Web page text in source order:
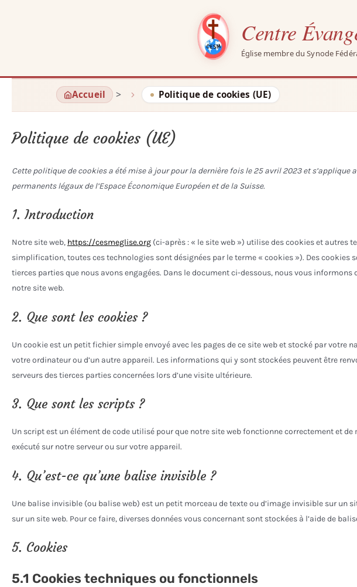
Centre
Église membre du Synode
Accueil Politique de cookies (UE)
Politique de cookies (UE)
Cette politique de cookies a été mise à jour pour la dernière fois le 25 avril 2023 et s’applique
permanents légaux de l’Espace Économique Européen et de la Suisse.
1. Introduction
Notre site web, https://cesmeglise.org (ci-après : « le site web ») utilise des cookies et autres
simplification, toutes ces technologies sont désignées par le terme « cookies »). Des cookies
tierces parties que nous avons engagées. Dans le document ci-dessous, nous vous informons
notre site web.
2. Que sont les cookies ?
Un cookie est un petit fichier simple envoyé avec les pages de ce site web et stocké par votre
votre ordinateur ou d’un autre appareil. Les informations qui y sont stockées peuvent être
serveurs des tierces parties concernées lors d’une visite ultérieure.
3. Que sont les scripts ?
Un script est un élément de code utilisé pour que notre site web fonctionne correctement et de
exécuté sur notre serveur ou sur votre appareil.
4. Qu’est-ce qu’une balise invisible ?
Une balise invisible (ou balise web) est un petit morceau de texte ou d’image invisible sur un
sur un site web. Pour ce faire, diverses données vous concernant sont stockées à l’aide de
5. Cookies
5.1 Cookies techniques ou fonctionnels